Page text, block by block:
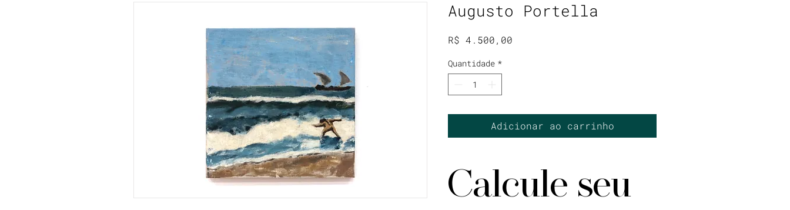
Augusto Portella
R$ 4.500,00
Quantidade *
Adicionar ao carrinho
Calcule seu